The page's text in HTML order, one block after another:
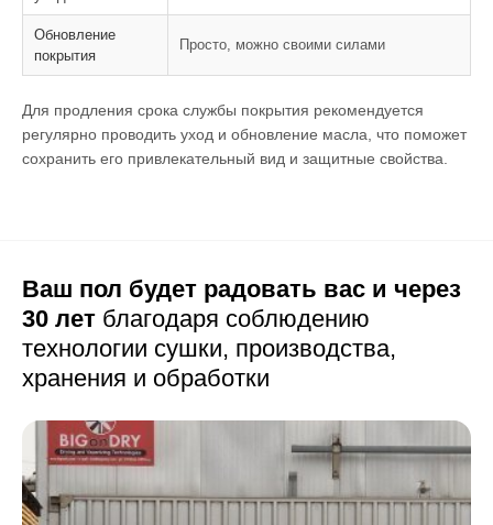
Обновление
покрытия
Просто, можно своими силами
Для продления срока службы покрытия рекомендуется
регулярно проводить уход и обновление масла, что поможет
сохранить его привлекательный вид и защитные свойства.
Ваш пол будет радовать вас и через
30 лет благодаря соблюдению
технологии сушки, производства,
хранения и обработки